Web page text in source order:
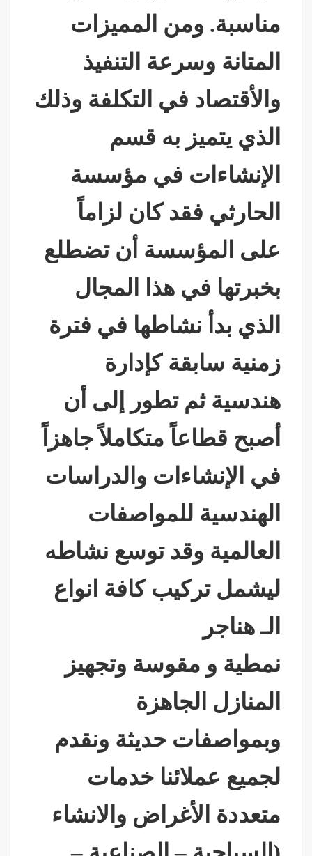
مناسبة. ومن المميزات
المتانة وسرعة التنفيذ
والأقتصاد في التكلفة وذلك
الذي يتميز به قسم
الإنشاءات في مؤسسة
الحارثي فقد كان لزاماً
على المؤسسة أن تضطلع
بخبرتها في هذا المجال
الذي بدأ نشاطها في فترة
زمنية سابقة كإدارة
هندسية ثم تطور إلى أن
أصبح قطاعاً متكاملاً جاهزاً
في الإنشاءات والدراسات
الهندسية للمواصفات
العالمية وقد توسع نشاطه
ليشمل تركيب كافة انواع
الـ هناجر
نمطية و مقوسة وتجهيز
المنازل الجاهزة
وبمواصفات حديثة ونقدم
لجميع عملائنا خدمات
متعددة الأغراض والانشاء